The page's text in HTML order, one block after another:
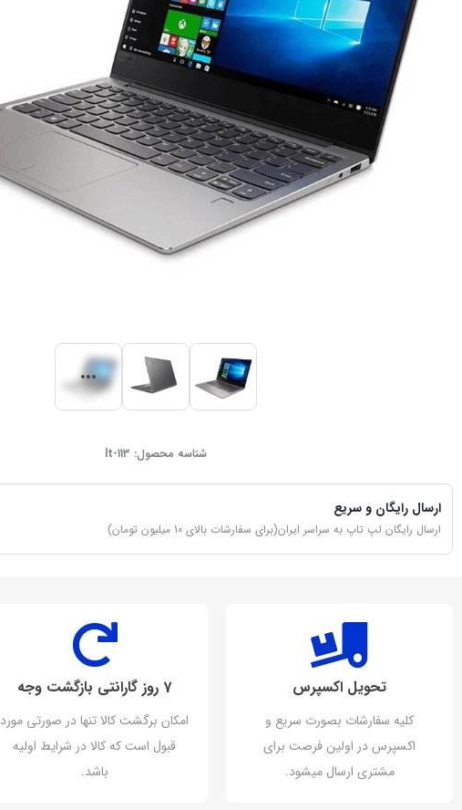
شناسه محصول: lt-113
ارسال رایگان و سریع
ارسال رایگان لپ تاپ به سراسر ایران(برای سفارشات بالای 10 میلیون تومان)
تحویل اکسپرس
کلیه سفارشات بصورت سریع و
اکسپرس در اولین فرصت برای
مشتری ارسال میشود.
7 روز گارانتی بازگشت وجه
امکان برگشت کالا تنها در صورتی مورد
قبول است که کالا در شرایط اولیه
باشد.